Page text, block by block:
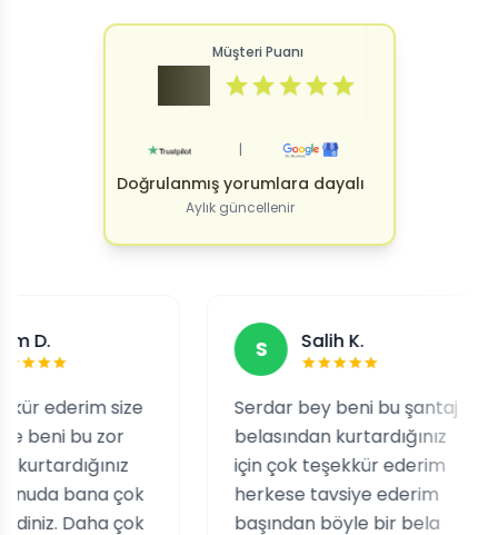
Müşteri Puanı
|
Doğrulanmış yorumlara dayalı
Aylık güncellenir
size
zor
çok
çok
Salih K.
Serdar bey beni bu şantaj
belasından kurtardığınız
için çok teşekkür ederim
herkese tavsiye ederim
başından böyle bir bela